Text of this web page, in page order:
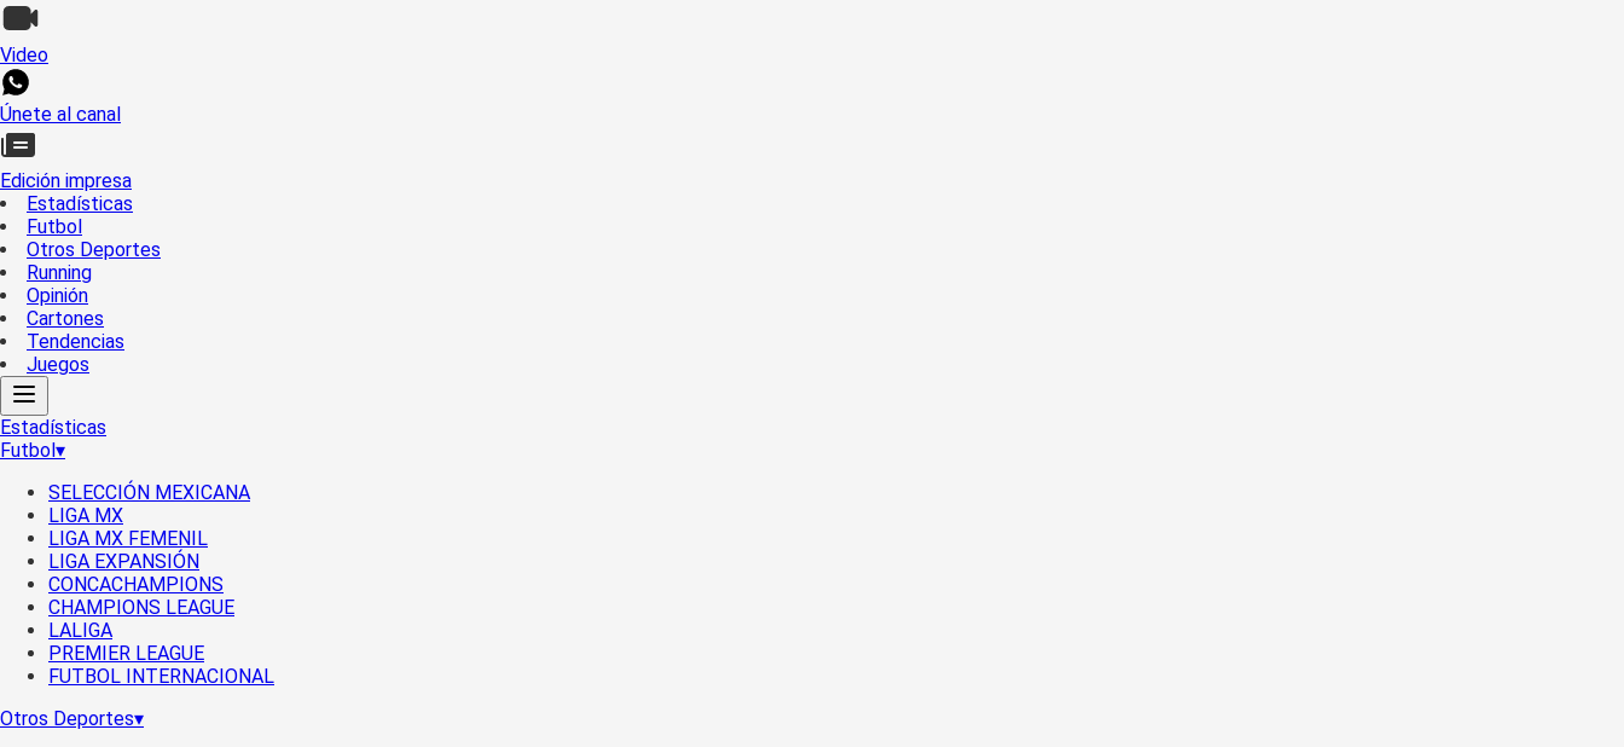
Video
Únete al canal
Edición impresa
Estadísticas
Futbol
Otros Deportes
Running
Opinión
Cartones
Tendencias
Juegos
Estadísticas
Futbol▾
SELECCIÓN MEXICANA
LIGA MX
LIGA MX FEMENIL
LIGA EXPANSIÓN
CONCACHAMPIONS
CHAMPIONS LEAGUE
LALIGA
PREMIER LEAGUE
FUTBOL INTERNACIONAL
Otros Deportes▾